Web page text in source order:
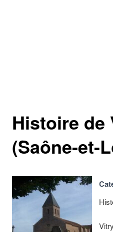
Histoire de
(Saône-et-